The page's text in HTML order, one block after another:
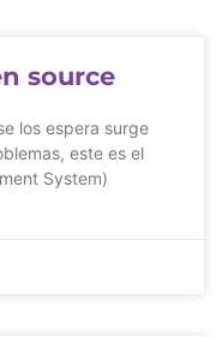
source
los espera surge
este es el
System)